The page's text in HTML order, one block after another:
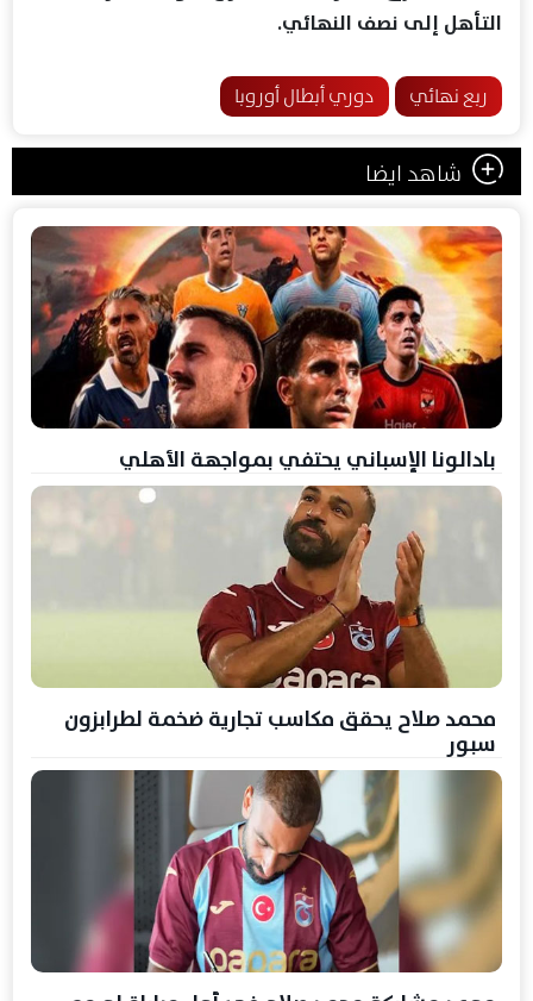
التأهل إلى نصف النهائي.
ربع نهائي دوري أبطال أوروبا
شاهد ايضا
بادالونا الإسباني يحتفي بمواجهة الأهلي
محمد صلاح يحقق مكاسب تجارية ضخمة لطرابزون
سبور